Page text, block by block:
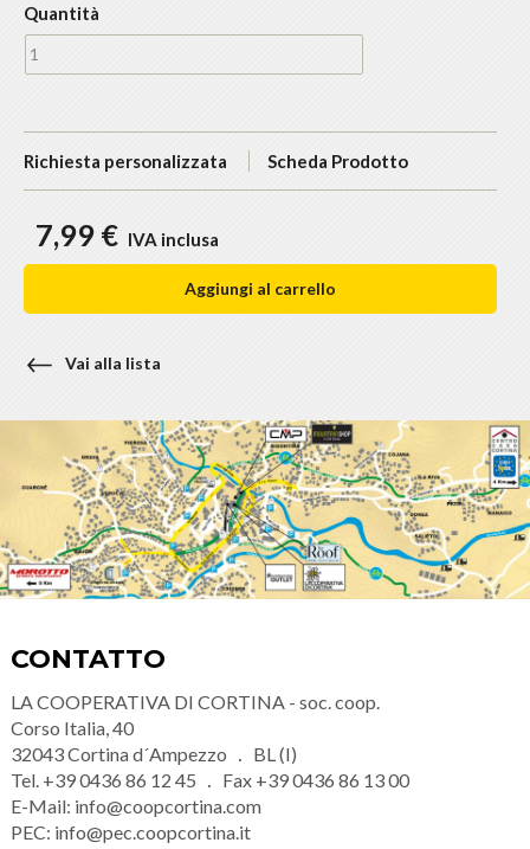
Quantità
Richiesta personalizzata Scheda Prodotto
7,99 € IVA inclusa
Aggiungi al carrello
Vai alla lista
CONTATTO
LA COOPERATIVA DI CORTINA - soc. coop.
Corso Italia, 40
32043Cortina d´Ampezzo
BL (I)
Tel. +39 0436 86 12 45 Fax +39 0436 86 13 00
E-Mail: info@coopcortina.com
PEC: info@pec.coopcortina.it